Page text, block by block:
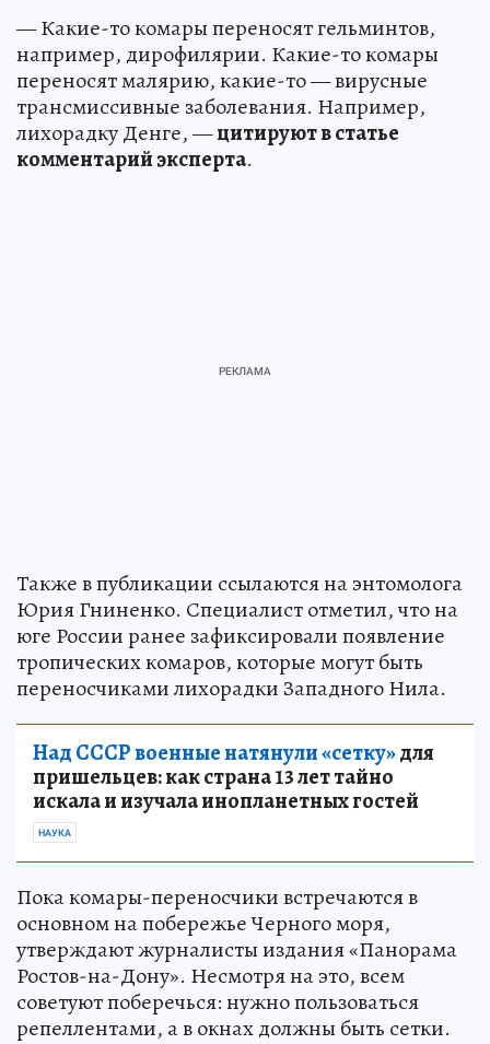
— Какие-то комары переносят гельминтов,
например, дирофилярии. Какие-то комары
переносят малярию, какие-то — вирусные
трансмиссивные заболевания. Например,
лихорадку Денге, —цитируют в статье
комментарий эксперта.
Также в публикации ссылаются на энтомолога
Юрия Гниненко. Специалист отметил, что на
юге России ранее зафиксировали появление
тропических комаров, которые могут быть
переносчиками лихорадки Западного Нила.
Над СССР военные натянули «сетку»для
пришельцев: как страна 13 лет тайно
искала и изучала инопланетных гостей
НАУКА
Пока комары-переносчики встречаются в
основном на побережье Черного моря,
утверждают журналисты издания «Панорама
Ростов-на-Дону». Несмотря на это, всем
советуют поберечься: нужно пользоваться
репеллентами, а в окнах должны быть сетки.